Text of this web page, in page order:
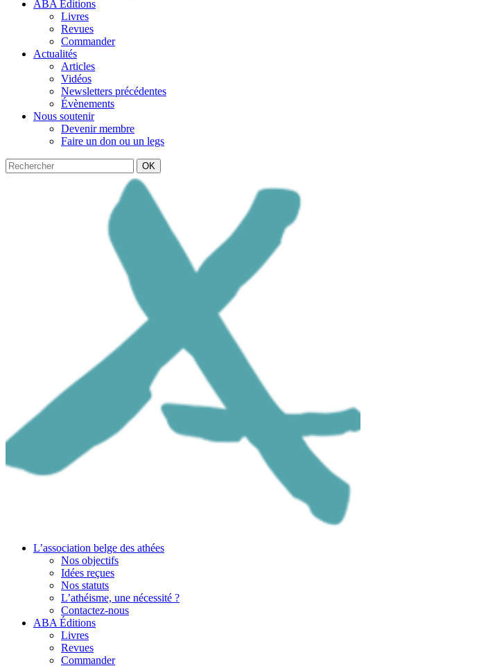
ABA Éditions
Livres
Revues
Commander
Actualités
Articles
Vidéos
Newsletters précédentes
Évènements
Nous soutenir
Devenir membre
Faire un don ou un legs
OK
L’association belge des athées
Nos objectifs
Idées reçues
Nos statuts
L’athéisme, une nécessité ?
Contactez-nous
ABA Éditions
Livres
Revues
Commander